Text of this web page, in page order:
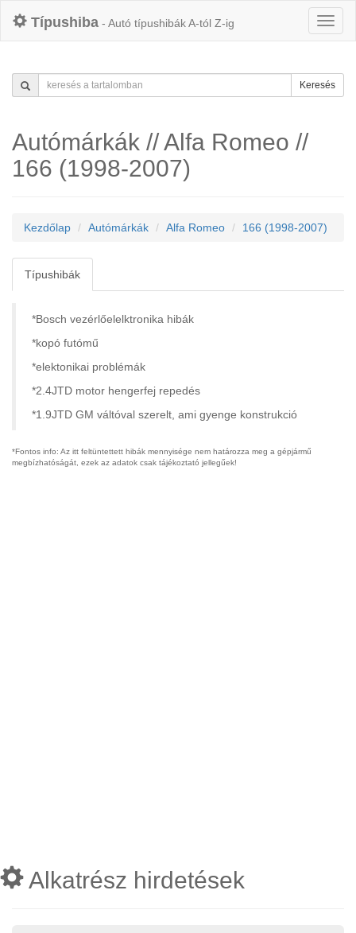
Típushiba - Autó típushibák A-tól Z-ig
Keresés
Autómárkák // Alfa Romeo //
166 (1998-2007)
Kezdőlap Autómárkák Alfa Romeo 166 (1998-2007)
Típushibák
*Bosch vezérlőelelktronika hibák
*kopó futómű
*elektonikai problémák
*2.4JTD motor hengerfej repedés
*1.9JTD GM váltóval szerelt, ami gyenge konstrukció
*Fontos info: Az itt feltüntettett hibák mennyisége nem határozza meg a gépjármű
megbízhatóságát, ezek az adatok csak tájékoztató jellegűek!
Alkatrész hirdetések